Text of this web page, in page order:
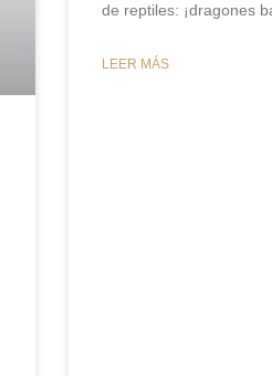
de reptiles: ¡dragones
LEER MÁS